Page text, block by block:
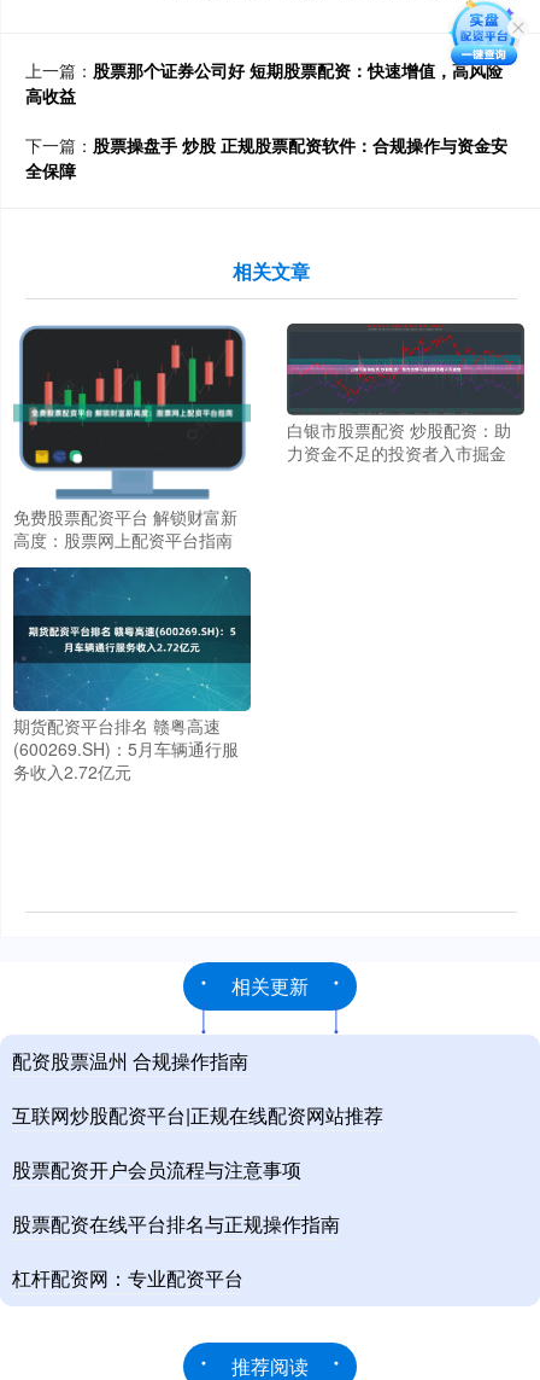
上一篇： 股票那个证券公司好 短期股票配资：快速增值，高风险
高收益
下一篇： 股票操盘手 炒股 正规股票配资软件：合规操作与资金安
全保障
相关文章
免费股票配资平台 解锁财富新
高度：股票网上配资平台指南
白银市股票配资 炒股配资：助
力资金不足的投资者入市掘金
期货配资平台排名 赣粤高速
(600269.SH)：5月车辆通行服
务收入2.72亿元
相关更新
配资股票温州 合规操作指南
互联网炒股配资平台|正规在线配资网站推荐
股票配资开户会员流程与注意事项
股票配资在线平台排名与正规操作指南
杠杆配资网：专业配资平台
推荐阅读